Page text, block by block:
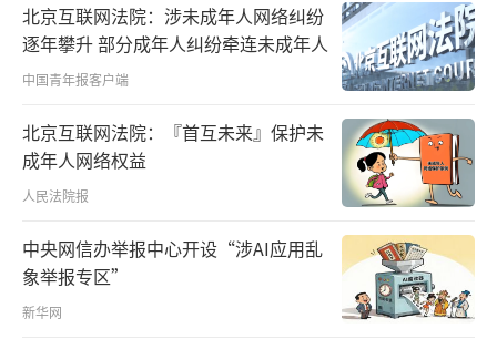
北京互联网法院：涉未成年人网络纠纷
逐年攀升 部分成年人纠纷牵连未成年人
中国青年报客户端
北京互联网法院：『首互未来』保护未
成年人网络权益
人民法院报
中央网信办举报中心开设“涉AI应用乱
象举报专区”
新华网